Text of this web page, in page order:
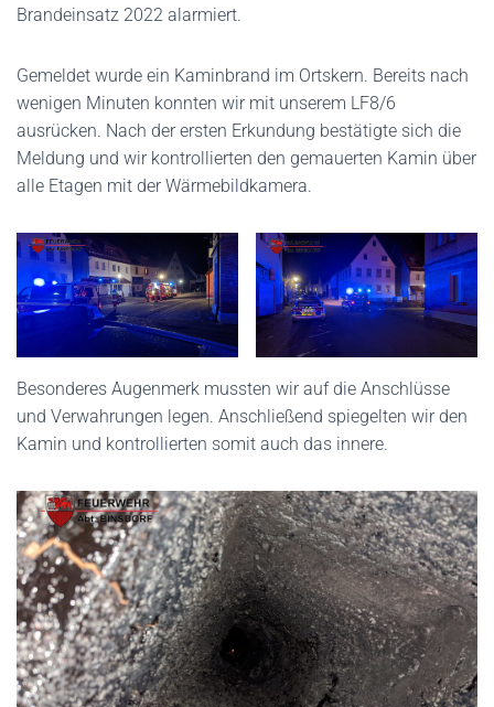
Brandeinsatz 2022 alarmiert.
Gemeldet wurde ein Kaminbrand im Ortskern. Bereits nach
wenigen Minuten konnten wir mit unserem LF8/6
ausrücken. Nach der ersten Erkundung bestätigte sich die
Meldung und wir kontrollierten den gemauerten Kamin über
alle Etagen mit der Wärmebildkamera.
Besonderes Augenmerk mussten wir auf die Anschlüsse
und Verwahrungen legen. Anschließend spiegelten wir den
Kamin und kontrollierten somit auch das innere.